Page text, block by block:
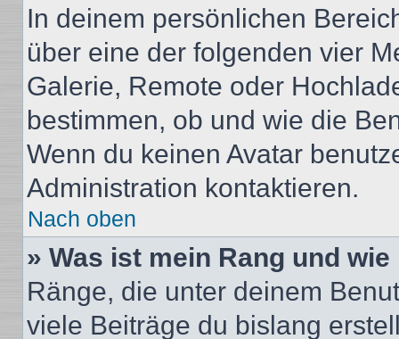
In deinem persönlichen
über eine der folgenden vier
Galerie, Remote oder
bestimmen, ob und wie die
Wenn du keinen Avatar
Administration kontaktieren.
Nach oben
» Was ist mein Rang und
Ränge, die unter deinem
viele Beiträge du bislang